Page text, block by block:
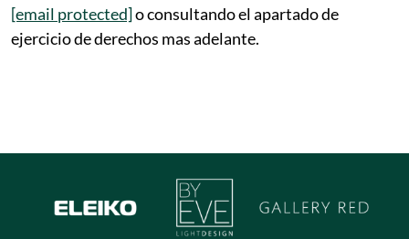
[email protected]o consultando el apartado de
ejercicio de derechos mas adelante.